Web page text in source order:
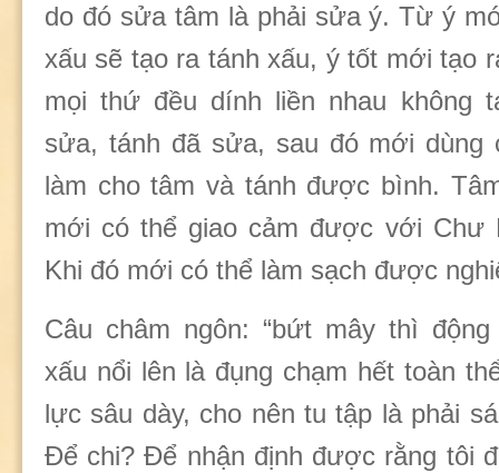
do đó sửa tâm là phải sửa ý. Từ ý
xấu sẽ tạo ra tánh xấu, ý tốt mới tạo
mọi thứ đều dính liền nhau không
sửa, tánh đã sửa, sau đó mới dùng
làm cho tâm và tánh được bình.
mới có thể giao cảm được với Chư
Khi đó mới có thể làm sạch được
Câu châm ngôn: “bứt mây thì
xấu nổi lên là đụng chạm hết toàn
lực sâu dày, cho nên tu tập là phải
Để chi? Để nhận định được rằng tôi